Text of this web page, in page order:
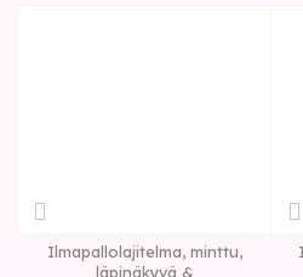
Ilmapallolajitelma, minttu,
läpinäkyvä &